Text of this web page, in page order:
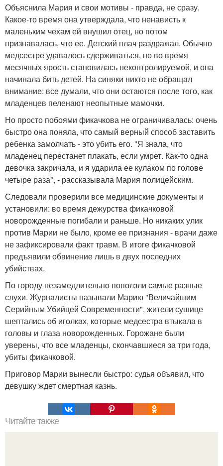
Объяснила Мария и свои мотивы - правда, не сразу.
Какое-то время она утверждала, что ненависть к
маленьким чехам ей внушил отец, но потом
признавалась, что ее. Детский плач раздражал. Обычно
медсестре удавалось сдерживаться, но во время
месячных ярость становилась неконтролируемой, и она
начинала бить детей. На синяки никто не обращал
внимание: все думали, что они остаются после того, как
младенцев пеленают неопытные мамочки.
Но просто побоями фикачкова не ограничивалась: очень
быстро она поняла, что самый верный способ заставить
ребенка замолчать - это убить его. "Я знала, что
младенец перестанет плакать, если умрет. Как-то одна
девочка закричала, и я ударила ее кулаком по голове
четыре раза", - рассказывала Мария полицейским.
Следовали проверили все медицинские документы и
установили: во время дежурства фикачковой
новорожденные погибали и раньше. Но никаких улик
против Марии не было, кроме ее признания - врачи даже
не зафиксировали факт травм. В итоге фикачковой
предъявили обвинение лишь в двух последних
убийствах.
По городу незамедлительно поползли самые разные
слухи. Журналисты называли Марию "Величайшим
Серийным Убийцей Современности", жители сушице
шептались об иголках, которые медсестра втыкала в
головы и глаза новорожденных. Горожане были
уверены, что все младенцы, скончавшиеся за три года,
убиты фикачковой.
Приговор Марии вынесли быстро: судья объявил, что
девушку ждет смертная казнь.
Читайте также